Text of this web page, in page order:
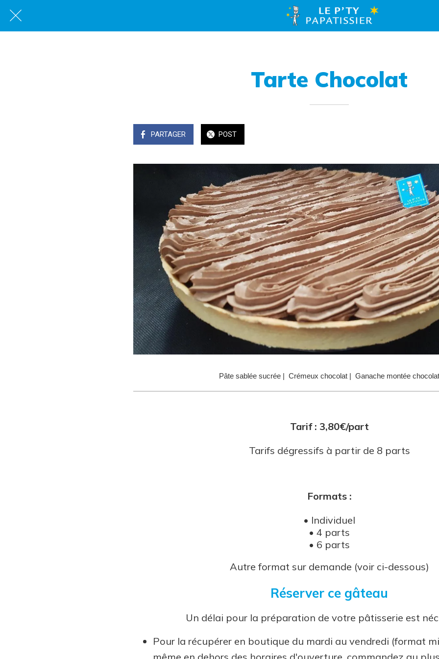
Tarte Chocolat
PARTAGER POST
Pâte sablée sucrée | Crémeux chocolat | Ganache montée chocolat
Tarif : 3,80€/part
Tarifs dégressifs à partir de 8 parts
Formats :
• Individuel
• 4 parts
• 6 parts
Autre format sur demande (voir ci-dessous)
Réserver ce gâteau
Un délai pour la préparation de votre pâtisserie est
Pour la récupérer en boutique du mardi au vendredi (format